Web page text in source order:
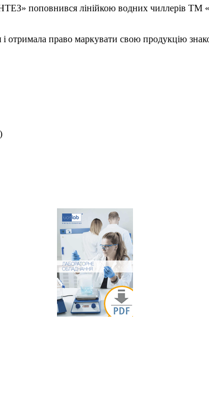
поповнився лінійкою водних чиллерів ТМ
отримала право маркувати свою продукцію